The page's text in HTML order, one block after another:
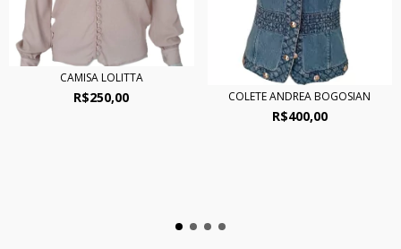
CAMISA LOLITTA
R$250,00 COLETE ANDREA BOGOSIAN
R$400,00